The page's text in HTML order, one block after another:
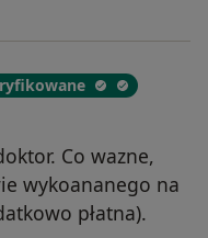
Co wazne,
wykoananego na
płatna).